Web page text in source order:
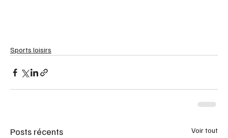
Sports loisirs
Posts récents Voir tout